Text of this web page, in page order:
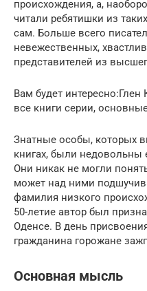
происхождения, а,
читали ребятишки из
сам. Больше всего
невежественных,
представителей из
Вам будет интересно:Глен
все книги серии,
Знатные особы, которых
книгах, были
Они никак не могли
может над ними
фамилия низкого
50-летие автор был
Оденсе. В день
гражданина горожане
Основная мысль